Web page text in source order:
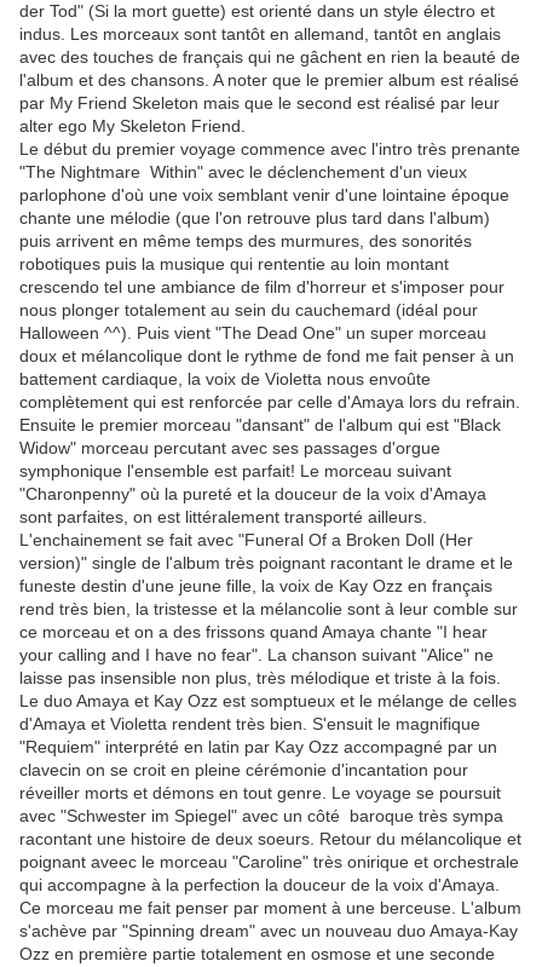
der Tod" (Si la mort guette) est orienté dans un style électro et
indus. Les morceaux sont tantôt en allemand, tantôt en anglais
avec des touches de français qui ne gâchent en rien la beauté de
l'album et des chansons. A noter que le premier album est réalisé
par My Friend Skeleton mais que le second est réalisé par leur
alter ego My Skeleton Friend.
Le début du premier voyage commence avec l'intro très prenante
"The Nightmare Within" avec le déclenchement d'un vieux
parlophone d'où une voix semblant venir d'une lointaine époque
chante une mélodie (que l'on retrouve plus tard dans l'album)
puis arrivent en même temps des murmures, des sonorités
robotiques puis la musique qui rententie au loin montant
crescendo tel une ambiance de film d'horreur et s'imposer pour
nous plonger totalement au sein du cauchemard (idéal pour
Halloween ^^). Puis vient "The Dead One" un super morceau
doux et mélancolique dont le rythme de fond me fait penser à un
battement cardiaque, la voix de Violetta nous envoûte
complètement qui est renforcée par celle d'Amaya lors du refrain.
Ensuite le premier morceau "dansant" de l'album qui est "Black
Widow" morceau percutant avec ses passages d'orgue
symphonique l'ensemble est parfait! Le morceau suivant
"Charonpenny" où la pureté et la douceur de la voix d'Amaya
sont parfaites, on est littéralement transporté ailleurs.
L'enchainement se fait avec "Funeral Of a Broken Doll (Her
version)" single de l'album très poignant racontant le drame et le
funeste destin d'une jeune fille, la voix de Kay Ozz en français
rend très bien, la tristesse et la mélancolie sont à leur comble sur
ce morceau et on a des frissons quand Amaya chante "I hear
your calling and I have no fear". La chanson suivant "Alice" ne
laisse pas insensible non plus, très mélodique et triste à la fois.
Le duo Amaya et Kay Ozz est somptueux et le mélange de celles
d'Amaya et Violetta rendent très bien. S'ensuit le magnifique
"Requiem" interprété en latin par Kay Ozz accompagné par un
clavecin on se croit en pleine cérémonie d'incantation pour
réveiller morts et démons en tout genre. Le voyage se poursuit
avec "Schwester im Spiegel" avec un côté baroque très sympa
racontant une histoire de deux soeurs. Retour du mélancolique et
poignant aveec le morceau "Caroline" très onirique et orchestrale
qui accompagne à la perfection la douceur de la voix d'Amaya.
Ce morceau me fait penser par moment à une berceuse. L'album
s'achève par "Spinning dream" avec un nouveau duo Amaya-Kay
Ozz en première partie totalement en osmose et une seconde